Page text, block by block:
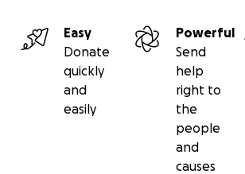
https://www.instagram.com/invites/
MERCI INFINIMENT POUR EUX.
Easy
Donate
quickly
and
easily
Powerful
Send
help
right to
the
people
and
causes